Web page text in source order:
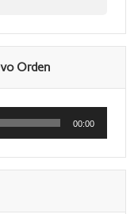
Orden
00:00